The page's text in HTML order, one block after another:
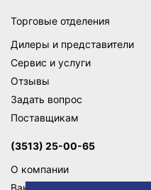
Торговые отделения
Дилеры и представители
Сервис и услуги
Отзывы
Задать вопрос
Поставщикам
(3513) 25-00-65
О компании